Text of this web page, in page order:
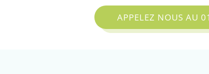
APPELEZ NOUS AU